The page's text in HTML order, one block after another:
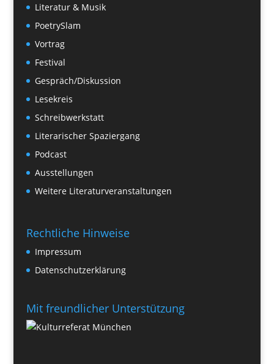
Literatur & Musik
PoetrySlam
Vortrag
Festival
Gespräch/Diskussion
Lesekreis
Schreibwerkstatt
Literarischer Spaziergang
Podcast
Ausstellungen
Weitere Literaturveranstaltungen
Rechtliche Hinweise
Impressum
Datenschutzerklärung
Mit freundlicher Unterstützung